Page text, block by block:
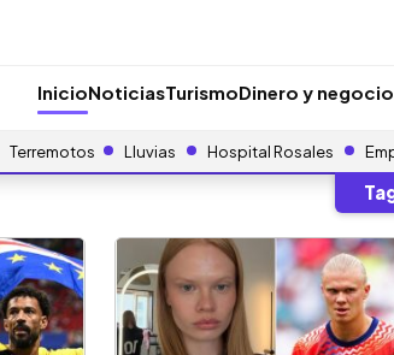
InicioNoticiasTurismoDinero y
Terremotos Lluvias Hospital Rosales